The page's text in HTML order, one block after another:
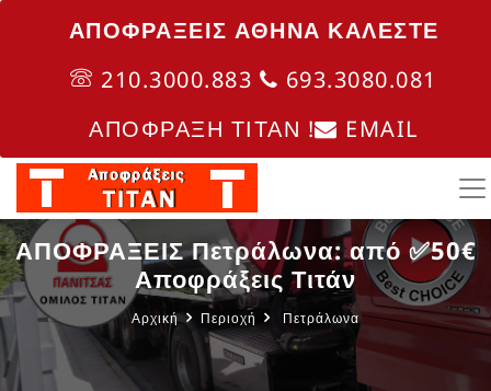
ΑΠΟΦΡΑΞΕΙΣ ΑΘΗΝΑ ΚΑΛΈΣΤΕ
210.3000.883
693.3080.081
ΑΠΟΦΡΑΞΗ ΤΙΤΑΝ !
EMAIL
ΑΠΟΦΡΑΞΕΙΣ Πετράλωνα: από ✅50€
Αποφράξεις Τιτάν
Αρχική Περιοχή Πετράλωνα